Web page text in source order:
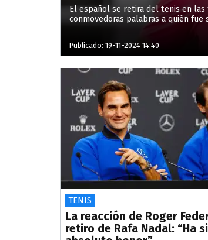
El español se retira del tenis en
conmovedoras palabras a quién fue
Publicado: 19-11-2024 14:40
TENIS
La reacción de Roger
retiro de Rafa Nadal: “Ha